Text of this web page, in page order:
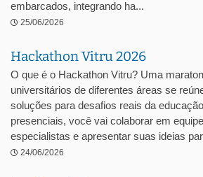
embarcados, integrando ha...
25/06/2026
Hackathon Vitru 2026
O que é o Hackathon Vitru? Uma
universitários de diferentes áreas se
soluções para desafios reais da
presenciais, você vai colaborar em
especialistas e apresentar suas ideias
24/06/2026